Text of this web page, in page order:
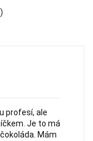
profesí, ale
Je to má
Mám